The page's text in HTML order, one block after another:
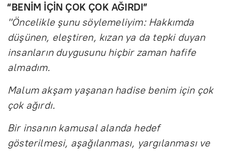
“BENİM İÇİN ÇOK ÇOK AĞIRDI”
"Öncelikle şunu söylemeliyim: Hakkımda
düşünen, eleştiren, kızan ya da tepki duyan
insanların duygusunu hiçbir zaman hafife
almadım.
Malum akşam yaşanan hadise benim için çok
çok ağırdı.
Bir insanın kamusal alanda hedef
gösterilmesi, aşağılanması, yargılanması ve